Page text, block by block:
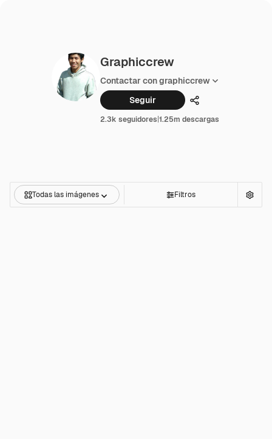
Graphiccrew
Contactar con graphiccrew
Seguir
Compartir
2.3k seguidores|1.25m descargas
Todas las imágenes Filtros